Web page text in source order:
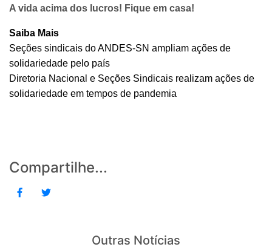
A vida acima dos lucros! Fique em casa!
Saiba Mais
Seções sindicais do ANDES-SN ampliam ações de
solidariedade pelo país
Diretoria Nacional e Seções Sindicais realizam ações de
solidariedade em tempos de pandemia
Compartilhe...
Outras Notícias